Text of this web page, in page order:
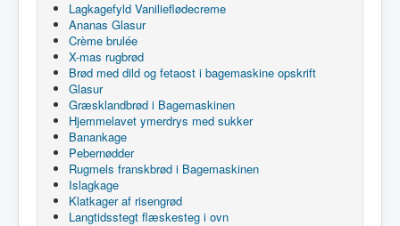
Lagkagefyld Vanilieflødecreme
Ananas Glasur
Crème brulée
X-mas rugbrød
Brød med dild og fetaost i bagemaskine opskrift
Glasur
Græsklandbrød i Bagemaskinen
Hjemmelavet ymerdrys med sukker
Banankage
Pebernødder
Rugmels franskbrød i Bagemaskinen
Islagkage
Klatkager af risengrød
Langtidsstegt flæskesteg i ovn